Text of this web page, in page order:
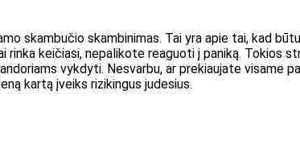
skambučio skambinimas. Tai yra apie tai, kad
rinka keičiasi, nepalikote reaguoti į paniką.
vykdyti. Nesvarbu, ar prekiaujate visame
kartą įveiks rizikingus judesius.